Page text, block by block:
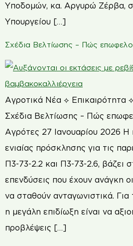
Υποδομών, κα. Αργυρώ Ζέρβα,
Υπουργείου […]
Σχέδια Βελτίωσης – Πώς
Αγροτικά Νέα ⟡ Επικαιρότητα
Σχέδια Βελτίωσης – Πώς
Αγρότες 27 Ιανουαρίου 2026 Η
ενιαίας πρόσκλησης για τις
Π3-73-2.2 και Π3-73-2.6, βάζει
επενδύσεις που έχουν ανάγκη
να σταθούν ανταγωνιστικά. Για
η μεγάλη επιδίωξη είναι να
προβλέψεις […]